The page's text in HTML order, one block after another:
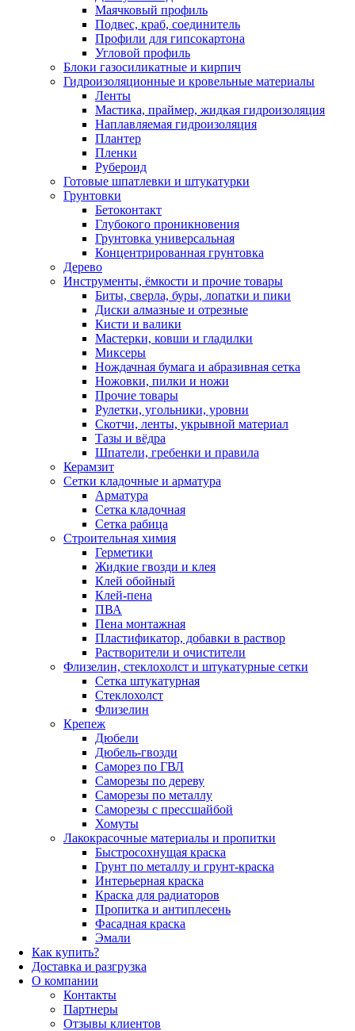
Маячковый профиль
Подвес, краб, соединитель
Профили для гипсокартона
Угловой профиль
Блоки газосиликатные и кирпич
Гидроизоляционные и кровельные материалы
Ленты
Мастика, праймер, жидкая гидроизоляция
Наплавляемая гидроизоляция
Плантер
Пленки
Рубероид
Готовые шпатлевки и штукатурки
Грунтовки
Бетоконтакт
Глубокого проникновения
Грунтовка универсальная
Концентрированная грунтовка
Дерево
Инструменты, ёмкости и прочие товары
Биты, сверла, буры, лопатки и пики
Диски алмазные и отрезные
Кисти и валики
Мастерки, ковши и гладилки
Миксеры
Нождачная бумага и абразивная сетка
Ножовки, пилки и ножи
Прочие товары
Рулетки, угольники, уровни
Скотчи, ленты, укрывной материал
Тазы и вёдра
Шпатели, гребенки и правила
Керамзит
Сетки кладочные и арматура
Арматура
Сетка кладочная
Сетка рабица
Строительная химия
Герметики
Жидкие гвозди и клея
Клей обойный
Клей-пена
ПВА
Пена монтажная
Пластификатор, добавки в раствор
Растворители и очистители
Флизелин, стеклохолст и штукатурные сетки
Сетка штукатурная
Стеклохолст
Флизелин
Крепеж
Дюбели
Дюбель-гвозди
Саморез по ГВЛ
Саморезы по дереву
Саморезы по металлу
Саморезы с прессшайбой
Хомуты
Лакокрасочные материалы и пропитки
Быстросохнущая краска
Грунт по металлу и грунт-краска
Интерьерная краска
Краска для радиаторов
Пропитка и антиплесень
Фасадная краска
Эмали
Как купить?
Доставка и разгрузка
О компании
Контакты
Партнеры
Отзывы клиентов